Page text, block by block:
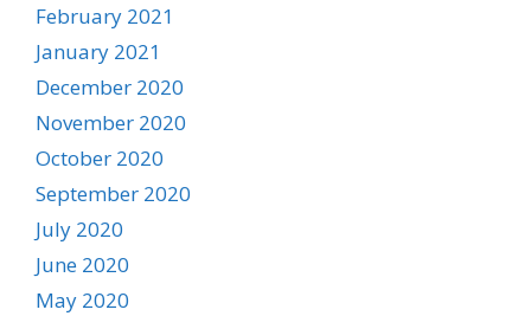
February 2021
January 2021
December 2020
November 2020
October 2020
September 2020
July 2020
June 2020
May 2020